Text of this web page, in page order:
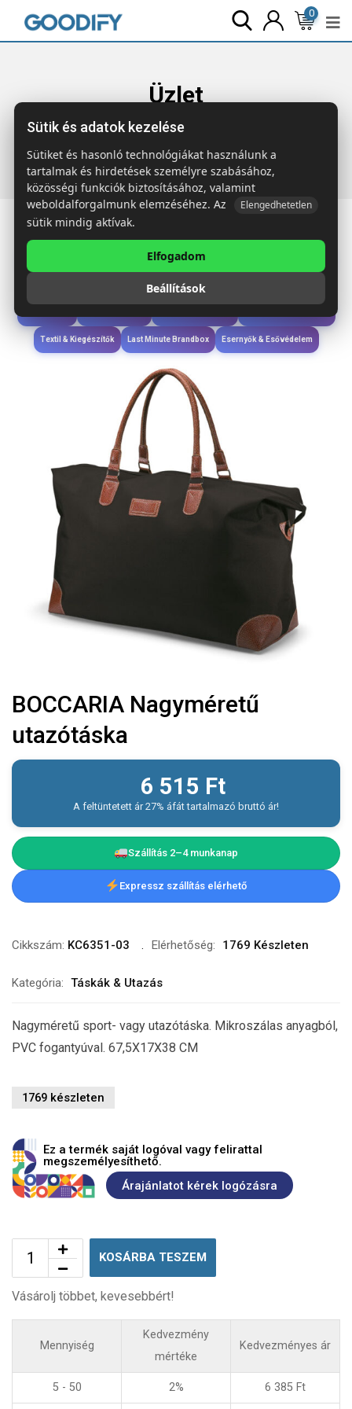
0
Üzlet
Főoldal Termékek Táskák & Utazás
Nagyméretű utazótáska
Étkezés & Ivás
Wellness & Ápolás
Textil & Kiegészítők Last Minute Brandbox Esernyők & Esővédelem
BOCCARIA Nagyméretű
utazótáska
6 515 Ft
A feltüntetett ár 27% áfát tartalmazó bruttó ár!
Szállítás 2–4 munkanap
Expressz szállítás elérhető
Cikkszám: KC6351-03 Elérhetőség: 1769 Készleten
Kategória: Táskák & Utazás
Nagyméretű sport- vagy utazótáska. Mikroszálas anyagból,
PVC fogantyúval. 67,5X17X38 CM
1769 készleten
Ez a termék saját logóval vagy felirattal
megszemélyesíthető.
Árajánlatot kérek logózásra
KOSÁRBA TESZEM
Vásárolj többet, kevesebbért!
Mennyiség
Kedvezmény
mértéke
Kedvezményes ár
5 - 50 2% 6 385 Ft
Sütik és adatok kezelése
Sütiket és hasonló technológiákat használunk a
tartalmak és hirdetések személyre szabásához,
közösségi funkciók biztosításához, valamint
weboldalforgalmunk elemzéséhez. Az
Elengedhetetlen
sütik mindig aktívak.
Elfogadom
Beállítások